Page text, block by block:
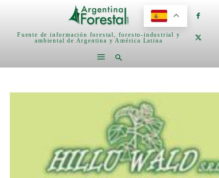
Fuente de información forestal, foresto-industrial y
ambiental de Argentina y América Latina